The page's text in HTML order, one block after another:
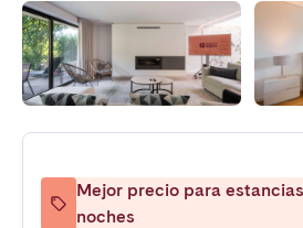
Mejor precio para
noches